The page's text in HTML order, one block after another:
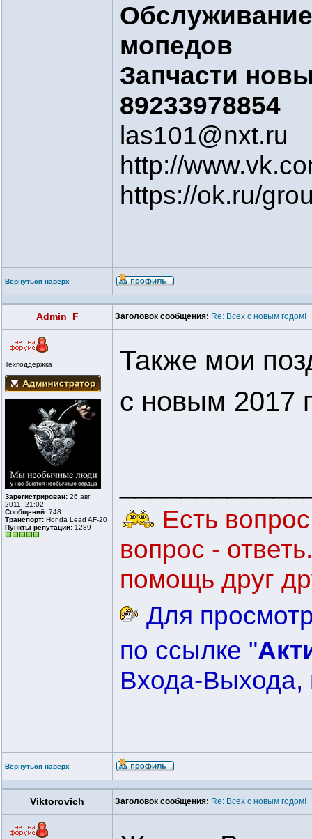
мопедов
Запчасти
89233978854
las101@nxt.ru
http://
https://ok.ru/
Вернуться наверх
Admin_F Заголовок сообщения: Re: Всех с новым годом!
Техподдержка
Зарегистрирован: 26 авг
2011, 21:02
Сообщений: 748
Транспорт: Honda Lead AF-20
Пункты репутации: 1289
Также мои
с новым 2017
Есть
вопрос -
помощь друг
Для
по ссылке "
Входа-Выхода,
Вернуться наверх
Viktorovich Заголовок сообщения: Re: Всех с новым годом!